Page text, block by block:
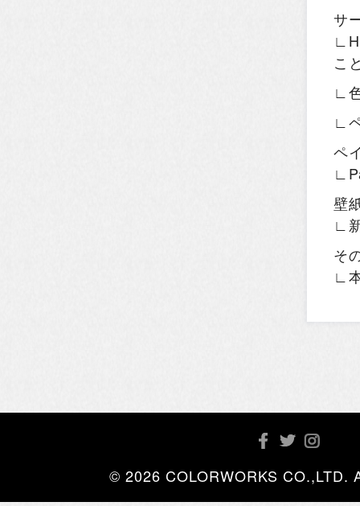
サ
こ
∟
∟
ペ
壁
∟
そ
∟
© 2026 COLORWORKS CO.,LTD.